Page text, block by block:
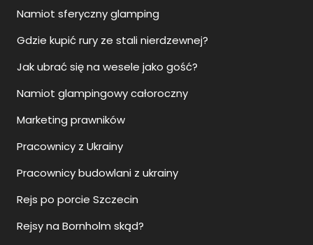
Namiot sferyczny glamping
Gdzie kupić rury ze stali nierdzewnej?
Jak ubrać się na wesele jako gość?
Namiot glampingowy całoroczny
Marketing prawników
Pracownicy z Ukrainy
Pracownicy budowlani z ukrainy
Rejs po porcie Szczecin
Rejsy na Bornholm skąd?